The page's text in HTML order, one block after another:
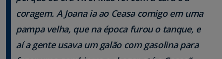
coragem. A Joana ia ao Ceasa comigo em uma
pampa velha, que na época furou o tanque, e
aí a gente usava um galão com gasolina para